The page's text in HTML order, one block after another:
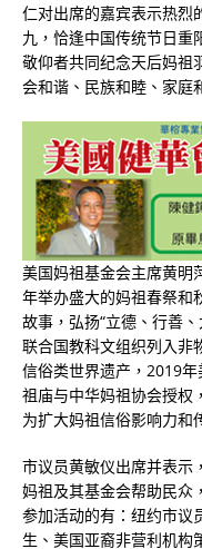
仁对出席的嘉宾表示热烈
九，恰逢中国传统节日重
敬仰者共同纪念天后妈祖
会和谐、民族和睦、家庭
美国妈祖基金会主席黄明
年举办盛大的妈祖春祭和
故事，弘扬“立德、行善
联合国教科文组织列入非
信俗类世界遗产，2019
祖庙与中华妈祖协会授权
为扩大妈祖信俗影响力和
市议员黄敏仪出席并表示
妈祖及其基金会帮助民众
参加活动的有：纽约市议
生、美国亚裔非营利机构